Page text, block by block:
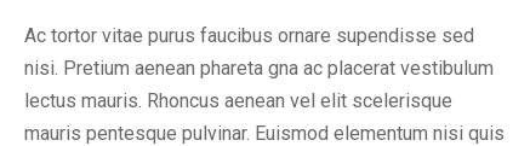
Ac tortor vitae purus faucibus ornare supendisse sed
nisi. Pretium aenean phareta gna ac placerat vestibulum
lectus mauris. Rhoncus aenean vel elit scelerisque
mauris pentesque pulvinar. Euismod elementum nisi quis